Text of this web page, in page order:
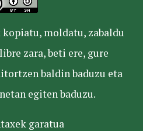
moldatu, zabaldu
zara, beti ere, gure
baldin baduzu eta
egiten baduzu.
garatua